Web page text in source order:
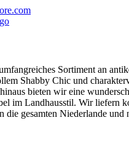
Sortiment an
Shabby Chic und
bieten wir eine
im Landhausstil. Wir liefern
die gesamten Niederlande und